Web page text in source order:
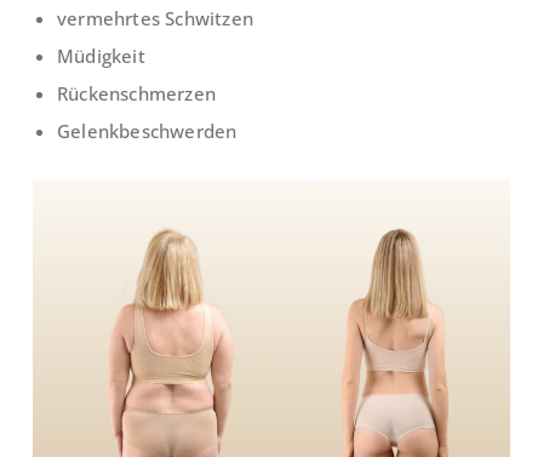
vermehrtes Schwitzen
Müdigkeit
Rückenschmerzen
Gelenkbeschwerden